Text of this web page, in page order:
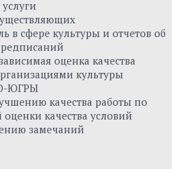
в сфере культуры и отчетов об
оценка качества
культуры
ЮГРЫ
качества работы по
качества условий
замечаний